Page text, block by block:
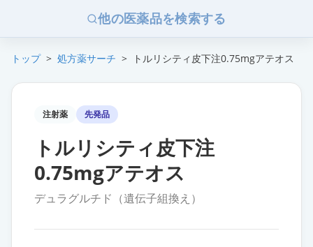
他の医薬品を検索する
トップ > 処方薬サーチ > トルリシティ皮下注0.75mgアテオス
注射薬 先発品
トルリシティ皮下注
0.75mgアテオス
デュラグルチド（遺伝子組換え）